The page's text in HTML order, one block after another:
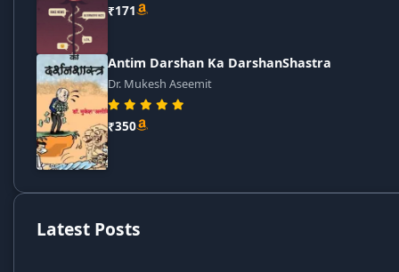
₹171
Antim Darshan Ka DarshanShastra
Dr. Mukesh Aseemit
₹350
Latest Posts